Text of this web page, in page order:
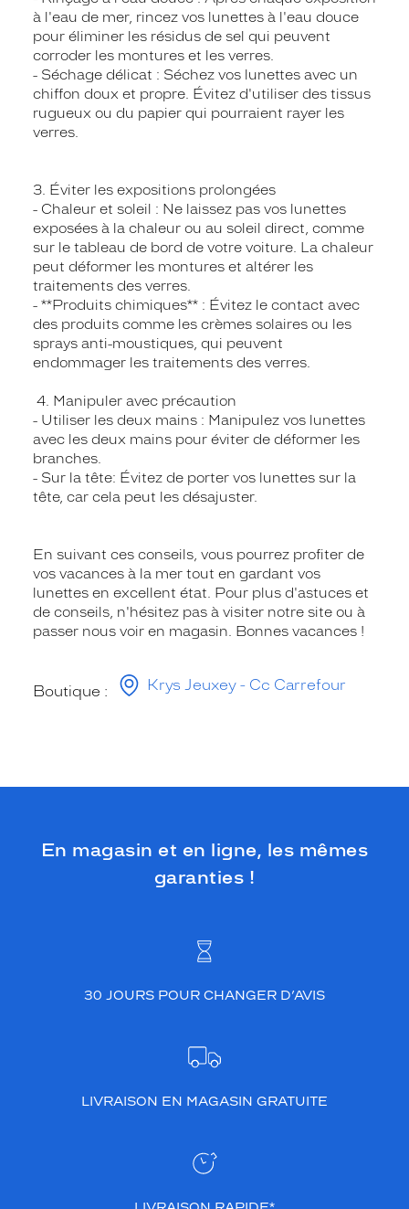
à l'eau de mer, rincez vos lunettes à l'eau douce
pour éliminer les résidus de sel qui peuvent
corroder les montures et les verres.
- Séchage délicat : Séchez vos lunettes avec un
chiffon doux et propre. Évitez d'utiliser des tissus
rugueux ou du papier qui pourraient rayer les
verres.
3. Éviter les expositions prolongées
- Chaleur et soleil : Ne laissez pas vos lunettes
exposées à la chaleur ou au soleil direct, comme
sur le tableau de bord de votre voiture. La chaleur
peut déformer les montures et altérer les
traitements des verres.
- **Produits chimiques** : Évitez le contact avec
des produits comme les crèmes solaires ou les
sprays anti-moustiques, qui peuvent
endommager les traitements des verres.
4. Manipuler avec précaution
- Utiliser les deux mains : Manipulez vos lunettes
avec les deux mains pour éviter de déformer les
branches.
- Sur la tête: Évitez de porter vos lunettes sur la
tête, car cela peut les désajuster.
En suivant ces conseils, vous pourrez profiter de
vos vacances à la mer tout en gardant vos
lunettes en excellent état. Pour plus d'astuces et
de conseils, n'hésitez pas à visiter notre site ou à
passer nous voir en magasin. Bonnes vacances !
Boutique : Krys Jeuxey - Cc Carrefour
En magasin et en ligne, les mêmes
garanties !
30 JOURS POUR CHANGER D’AVIS
LIVRAISON EN MAGASIN GRATUITE